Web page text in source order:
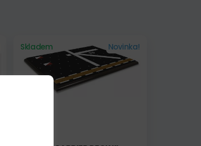
Skladem Novinka!